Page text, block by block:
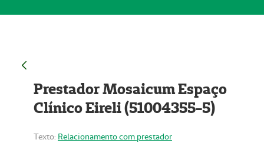
Prestador Mosaicum Espaço
Clínico Eireli (51004355-5)
Texto: Relacionamento com prestador